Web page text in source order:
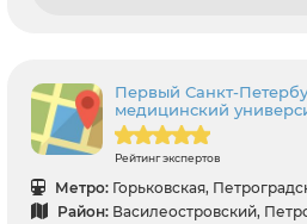
Первый Санкт-
медицинский
Рейтинг экспертов
Метро: Горьковская,
Район: Василеостровский,